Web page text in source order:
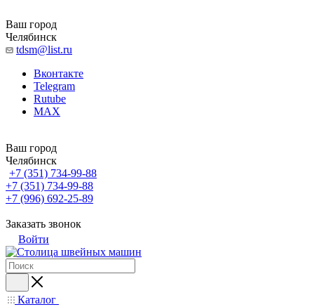
Ваш город
Челябинск
tdsm@list.ru
Вконтакте
Telegram
Rutube
MAX
Ваш город
Челябинск
+7 (351) 734-99-88
+7 (351) 734-99-88
+7 (996) 692-25-89
Заказать звонок
Войти
Каталог